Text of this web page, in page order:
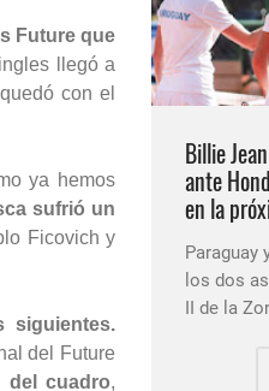
Future que
llegó a
con el
ya hemos
sufrió un
Ficovich y
siguientes.
del Future
del cuadro,
Billie
ante
en la
Paraguay
los dos
II de la